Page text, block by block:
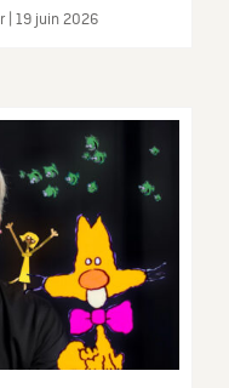
| 19 juin 2026